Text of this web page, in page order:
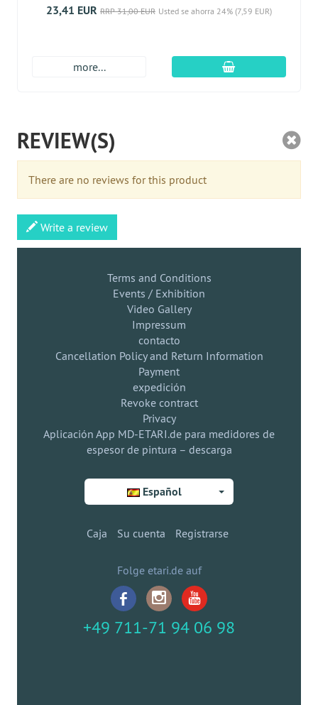
23,41 EUR RRP 31,00 EUR Usted se ahorra 24% (7,59 EUR)
more... En el carro de
REVIEW(S)
There are no reviews for this product
Write a review
Terms and Conditions
Events / Exhibition
Video Gallery
Impressum
contacto
Cancellation Policy and Return Information
Payment
expedición
Revoke contract
Privacy
Aplicación App MD-ETARI.de para medidores de
espesor de pintura – descarga
Español
Caja Su cuenta Registrarse
Folge etari.de auf
+49 711-71 94 06 98